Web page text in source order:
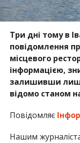
Три дні тому в
повідомлення
місцевого
інформацією,
залишивши
відомо станом
Повідомляє
Нашим